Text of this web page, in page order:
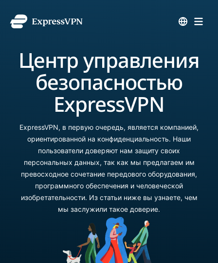
Центр управления
безопасностью
ExpressVPN
ExpressVPN, в первую очередь, является компанией,
ориентированной на конфиденциальность. Наши
пользователи доверяют нам защиту своих
персональных данных, так как мы предлагаем им
превосходное сочетание передового оборудования,
программного обеспечения и человеческой
изобретательности. Из статьи ниже вы узнаете, чем
мы заслужили такое доверие.